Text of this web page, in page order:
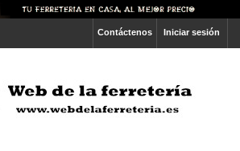
Iniciar sesión
Contáctenos